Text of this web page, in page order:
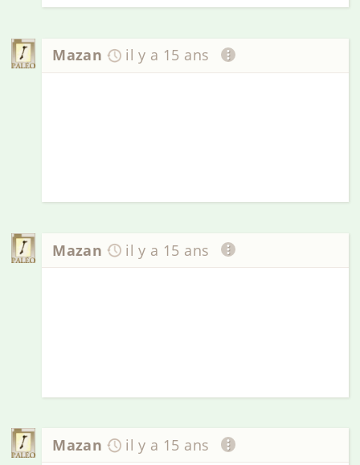
Mazan il y a 15 ans
Mazan il y a 15 ans
Mazan il y a 15 ans